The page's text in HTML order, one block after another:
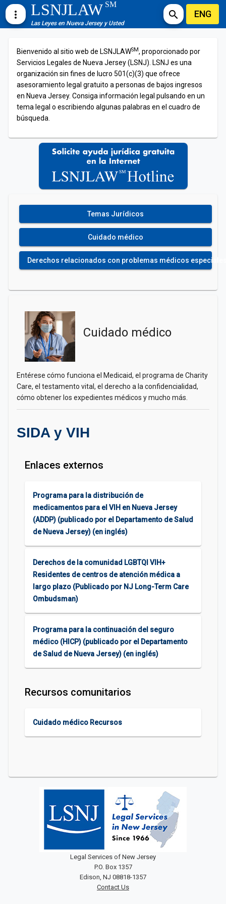
more_vert LSNJLAWSM
Las Leyes en Nueva Jersey y Usted
search ENG
Bienvenido al sitio web de LSNJLAWSM, proporcionado por
Servicios Legales de Nueva Jersey (LSNJ). LSNJ es una
organización sin fines de lucro 501(c)(3) que ofrece
asesoramiento legal gratuito a personas de bajos ingresos
en Nueva Jersey. Consiga información legal pulsando en un
tema legal o escribiendo algunas palabras en el cuadro de
búsqueda.
Temas Jurídicos
Cuidado médico
Derechos relacionados con problemas médicos
Cuidado médico
Entérese cómo funciona el Medicaid, el programa de Charity
Care, el testamento vital, el derecho a la confidencialidad,
cómo obtener los expedientes médicos y mucho más.
SIDA y VIH
Enlaces externos
Programa para la distribución de
medicamentos para el VIH en Nueva Jersey
(ADDP) (publicado por el Departamento de Salud
de Nueva Jersey) (en inglés)
Derechos de la comunidad LGBTQI VIH+
Residentes de centros de atención médica a
largo plazo (Publicado por NJ Long-Term Care
Ombudsman)
Programa para la continuación del seguro
médico (HICP) (publicado por el Departamento
de Salud de Nueva Jersey) (en inglés)
Recursos comunitarios
Cuidado médico Recursos
Legal Services of New Jersey
P.O. Box 1357
Edison, NJ 08818-1357
Contact Us